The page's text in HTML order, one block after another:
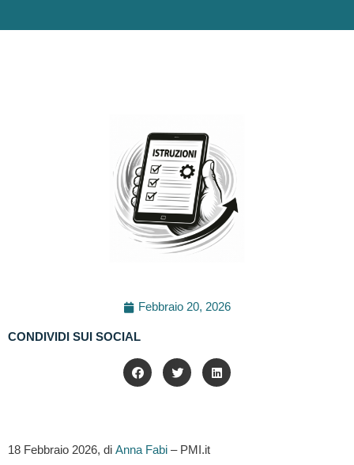
Febbraio 20, 2026
CONDIVIDI SUI SOCIAL
18 Febbraio 2026, di Anna Fabi – PMI.it